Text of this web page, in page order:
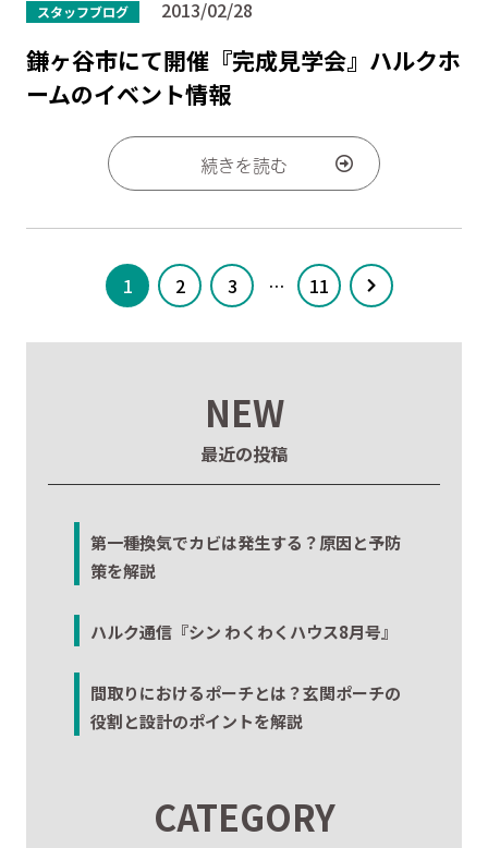
スタッフブログ 2013/02/28
鎌ヶ谷市にて開催『完成見学会』ハルクホ
ームのイベント情報
続きを読む
1 2 3 … 11
NEW
最近の投稿
第一種換気でカビは発生する？原因と予防
策を解説
ハルク通信『シン わくわくハウス8月号』
間取りにおけるポーチとは？玄関ポーチの
役割と設計のポイントを解説
CATEGORY